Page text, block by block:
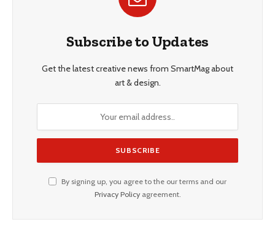
Subscribe to Updates
Get the latest creative news from SmartMag about
art & design.
By signing up, you agree to the our terms and our
Privacy Policyagreement.